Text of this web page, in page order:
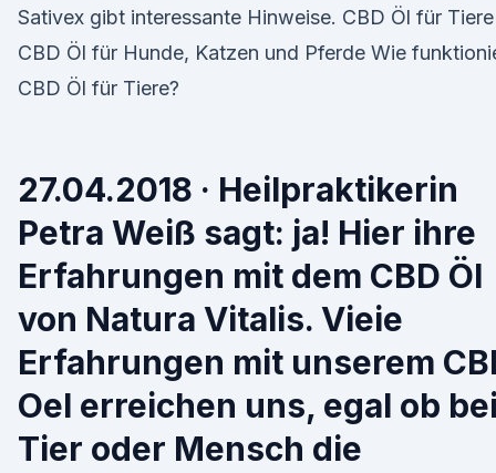
Sativex gibt interessante Hinweise. CBD Öl für
CBD Öl für Hunde, Katzen und Pferde Wie
CBD Öl für Tiere?
27.04.2018 · Heilpraktikerin
Petra Weiß sagt: ja! Hier ihre
Erfahrungen mit dem CBD Öl
von Natura Vitalis. Vieie
Erfahrungen mit unserem
Oel erreichen uns, egal ob bei
Tier oder Mensch die